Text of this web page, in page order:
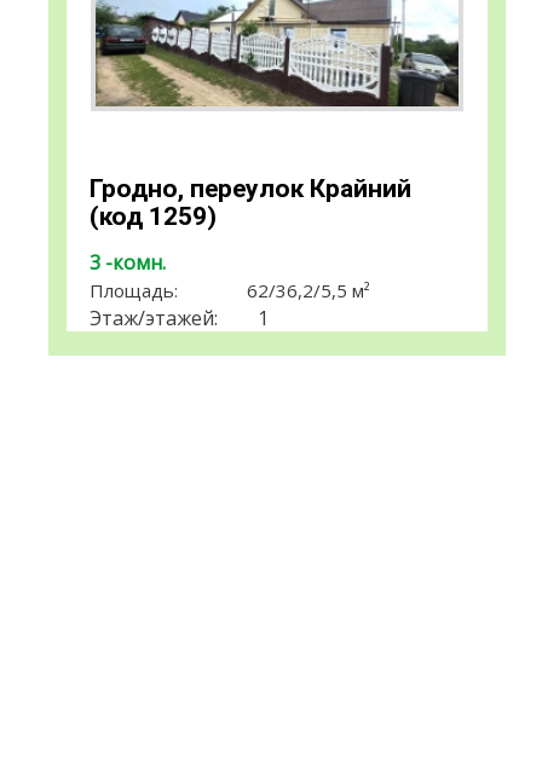
Гродно, переулок Крайний
(код 1259)
3 -комн.
Площадь: 62/36,2/5,5 м²
Этаж/этажей: 1